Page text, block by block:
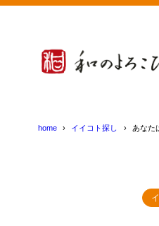
home イイコト探し あなた